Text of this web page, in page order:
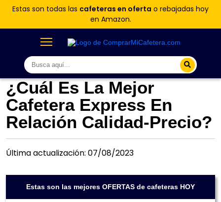
Estas son todas las cafeteras en oferta o rebajadas hoy
en Amazon.
¿Cuál Es La Mejor
Cafetera Express En
Relación Calidad-Precio?
Última actualización: 07/08/2023
Estas son las mejores OFERTAS de cafeteras HOY